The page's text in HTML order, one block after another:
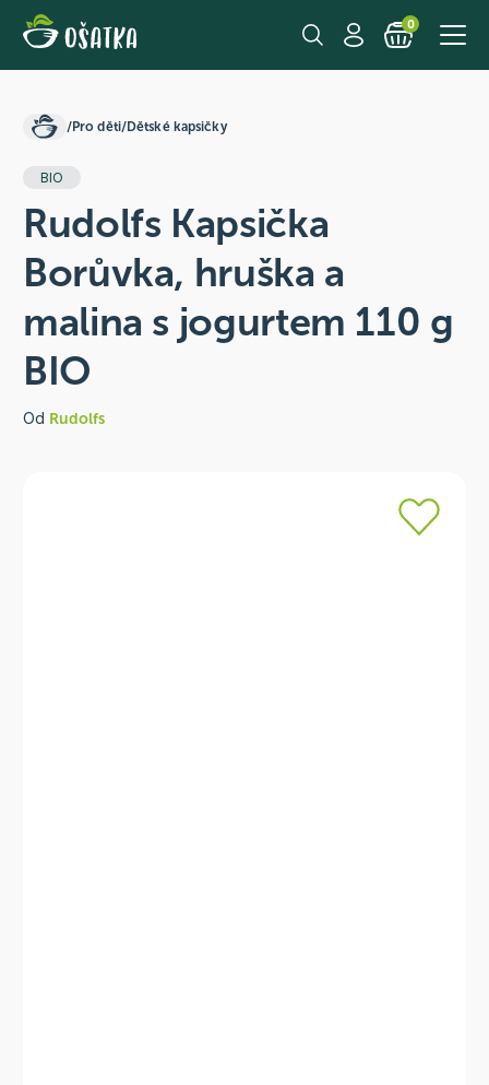
0
/Pro děti/Dětské kapsičky
BIO
Rudolfs Kapsička
Borůvka, hruška a
malina s jogurtem 110 g
BIO
Od Rudolfs